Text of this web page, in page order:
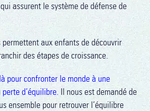
assurent le système de défense de
permettent aux enfants de découvrir
des étapes de croissance.
pour confronter le monde à une
d’équilibre. Il nous est demandé de
ensemble pour retrouver l’équilibre